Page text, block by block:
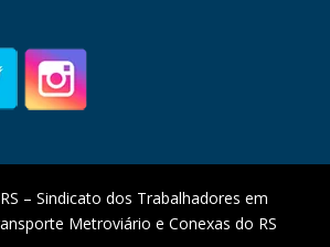
– Sindicato dos Trabalhadores em
Metroviário e Conexas do RS